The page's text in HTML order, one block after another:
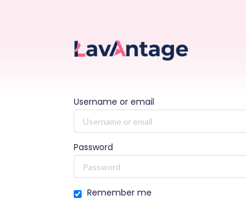
Username or email
Password
Remember me